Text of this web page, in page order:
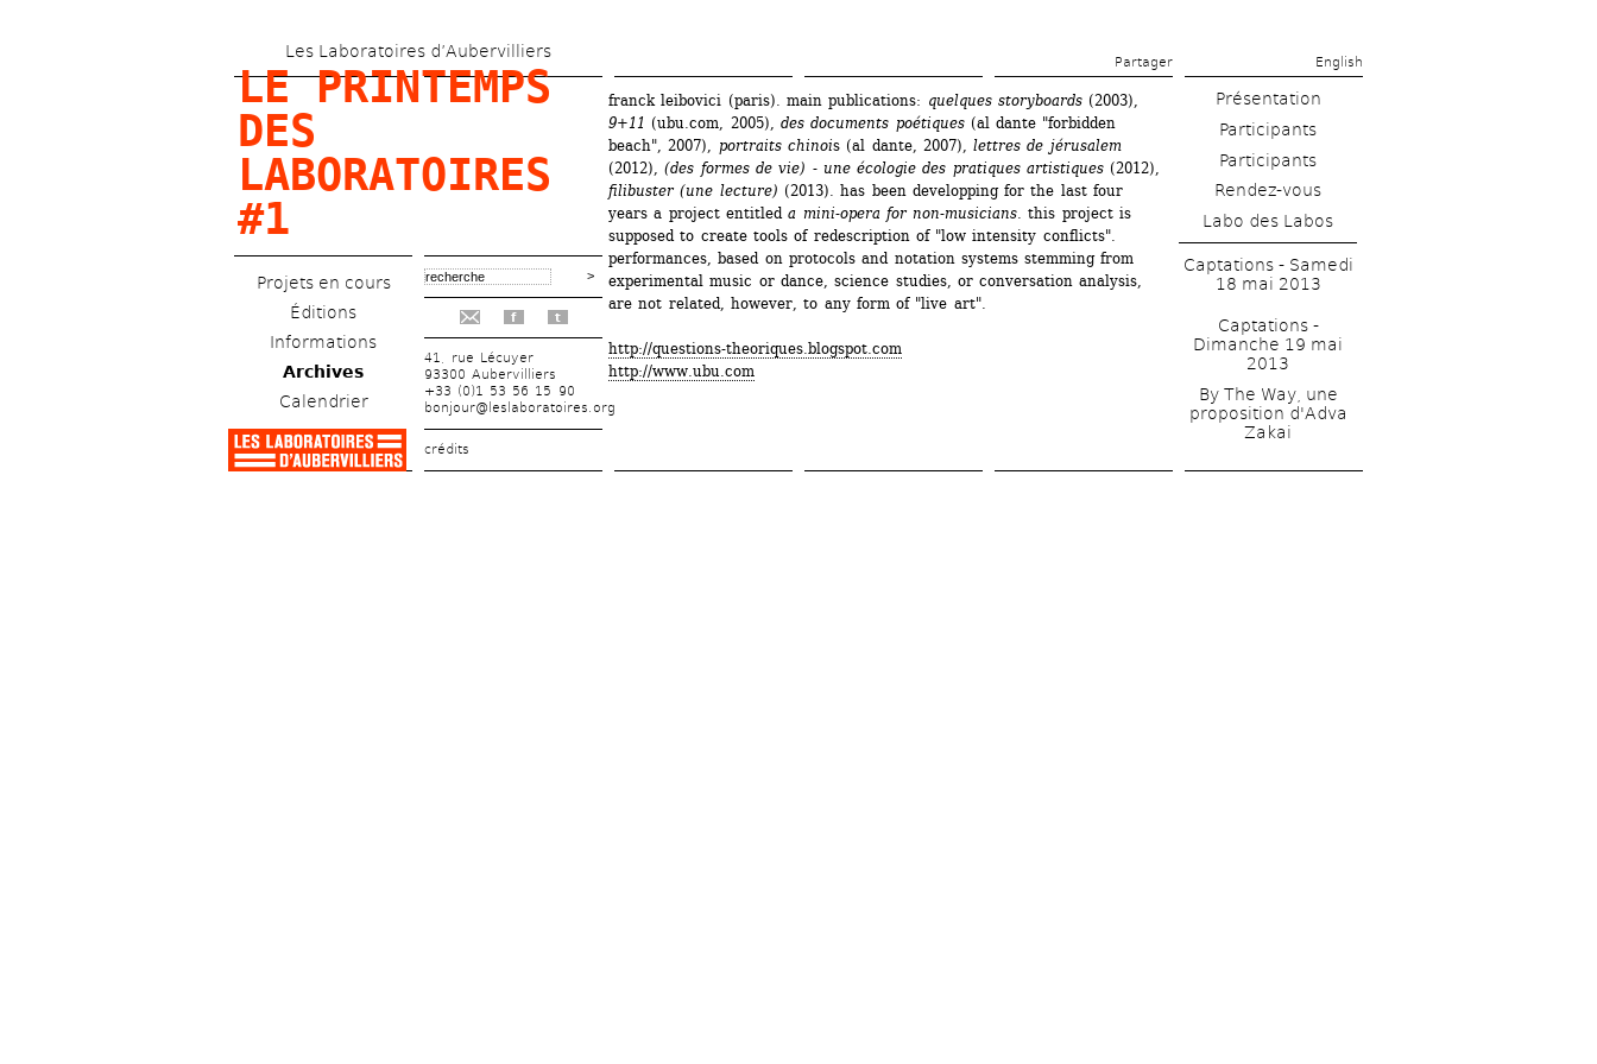
contenu
principal
Les Laboratoires d’Aubervilliers
Partager English
LE PRINTEMPS
DES
LABORATOIRES
#1
Projets en cours
Éditions
Informations
Archives
Calendrier
f t
41, rue Lécuyer
93300 Aubervilliers
+33 (0)1 53 56 15 90
bonjour@leslaboratoires.org
crédits
franck leibovici (paris). main publications: quelques storyboards(2003),
9+11 (ubu.com, 2005), des documents poétiques(al dante "forbidden
beach", 2007), portraits chinois (al dante, 2007), lettres de jérusalem
(2012), (des formes de vie) - une écologie des pratiques artistiques (2012),
filibuster (une lecture) (2013). has been developping for the last four
years a project entitled a mini-opera for non-musicians. this project is
supposed to create tools of redescription of "low intensity conflicts".
performances, based on protocols and notation systems stemming from
experimental music or dance, science studies, or conversation analysis,
are not related, however, to any form of "live art".
http://questions-theoriques.blogspot.com
http://www.ubu.com
Présentation
Rendez-vous
Labo des Labos
Captations - Samedi
18 mai 2013
Captations -
Dimanche 19 mai
2013
By The Way, une
proposition d'Adva
Zakai